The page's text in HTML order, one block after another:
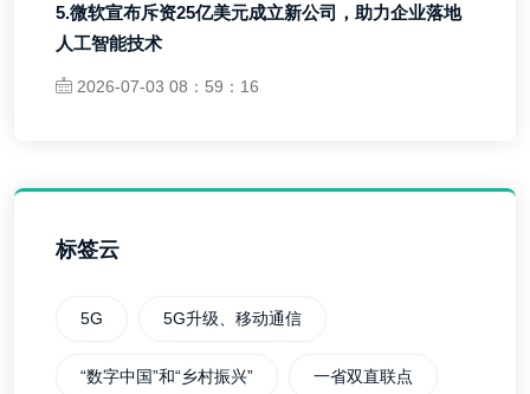
5.微软宣布斥资25亿美元成立新公司，助力企业落地
人工智能技术
2026-07-03 08：59：16
标签云
5G 5G升级、移动通信
“数字中国”和“乡村振兴” 一省双直联点